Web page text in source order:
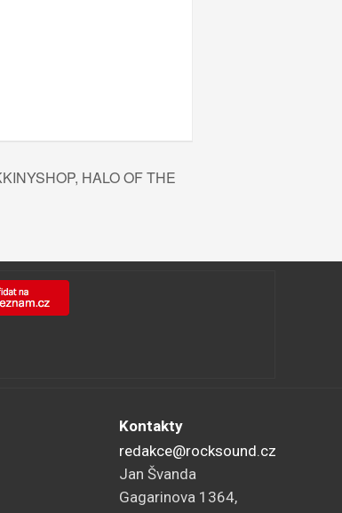
HALO OF THE
Kontakty
redakce@rocksound.cz
Jan Švanda
Gagarinova 1364,